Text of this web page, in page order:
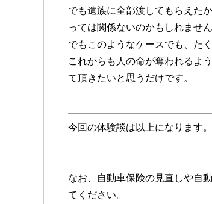
でも遺族に全部渡してもらえた
っては関係ないのかもしれません
でもこのようなケースでも、た
これからも人の命が奪われるよ
て頂きたいと思うだけです。
今回の体験談は以上になります。
なお、自動車保険の見直しや自
てください。